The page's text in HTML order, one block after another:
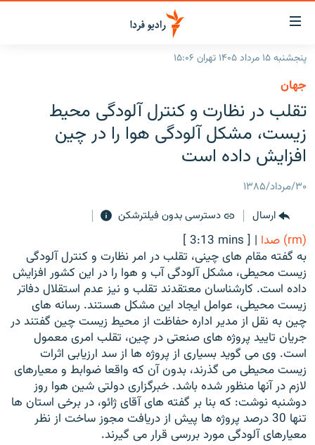
لینک‌های
قابلیت
دسترسی
بازگشت
به
اصلی
رفتن
صفحه
ایران
جهان
رادیو
گزارش‌های تصویری
گزارش‌های ویدئویی
زنان فردا
English
به ما بپیوندید
زبان‌های دیگر
پنجشنبه ۱۵ مرداد ۱۴۰۵ تهران ۱۵:۰۶
جهان
تقلب در نظارت و کنترل آلودگی محیط
زیست، مشکل آلودگی هوا را در چین
افزایش داده است
۳۰/مرداد/۱۳۸۵
ارسال
دسترسی بدون فیلترشکن
(rm) صدا |
[ 3:13 mins ]
به گفته مقام های چینی، تقلب در امر نظارت و کنترل آلودگی
زیست محیطی، مشکل آلودگی آب و هوا را در این کشور افزایش
داده است. کارشناسان معتقدند تقلب و نیز عدم استقلال دفاتر
زیست محیطی، عوامل ایجاد این مشکل هستند. رسانه های
چین به نقل از مدیر اداره حفاظت از محیط زیست چین گفتند در
جریان تایید پروژه های صنعتی در چین، تقلب امری معمول
است. وی می گوید بسیاری از پروژه ها از سد ارزیابی اثرات
زیست محیطی می گذرند، بدون آن که واقعا ضوابط و معیارهای
لازم در آنها منظور شده باشد. خبرگزاری دولتی شین هوا روز
دوشنبه نوشت: که بنا بر گفته های آقای ژائو، در برخی استان ها
تنها 30 درصد پروژه ها پیش از دریافت مجوز ساخت از نظر
معیارهای آلودگی مورد بررسی قرار می گیرند.